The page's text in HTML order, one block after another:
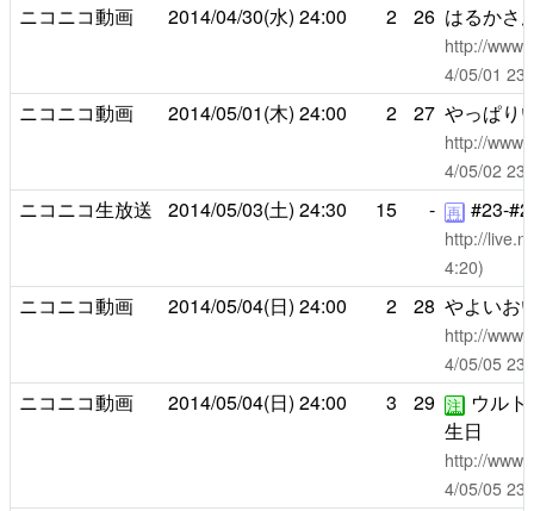
ニコニコ動画 2014/04/30(水) 24:00 2 26 はるかさ
http://
4/05/01
ニコニコ動画 2014/05/01(木) 24:00 2 27 やっぱり
http://
4/05/02
ニコニコ生放送 2014/05/03(土) 24:30 15 - 再 #23-
http://
4:20)
ニコニコ動画 2014/05/04(日) 24:00 2 28 やよいお
http://
4/05/05
ニコニコ動画 2014/05/04(日) 24:00 3 29 注
ウル
生日
http://
4/05/05